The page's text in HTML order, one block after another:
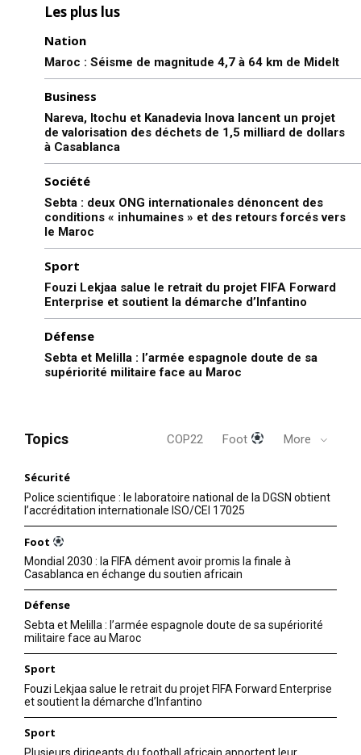
Les plus lus
Nation
Maroc : Séisme de magnitude 4,7 à 64 km de Midelt
Business
Nareva, Itochu et Kanadevia Inova lancent un projet
de valorisation des déchets de 1,5 milliard de dollars
à Casablanca
Société
Sebta : deux ONG internationales dénoncent des
conditions « inhumaines » et des retours forcés vers
le Maroc
Sport
Fouzi Lekjaa salue le retrait du projet FIFA Forward
Enterprise et soutient la démarche d’Infantino
Défense
Sebta et Melilla : l’armée espagnole doute de sa
supériorité militaire face au Maroc
Topics COP22 Foot More
Sécurité
Police scientifique : le laboratoire national de la DGSN obtient
l’accréditation internationale ISO/CEI 17025
Foot
Mondial 2030 : la FIFA dément avoir promis la finale à
Casablanca en échange du soutien africain
Défense
Sebta et Melilla : l’armée espagnole doute de sa supériorité
militaire face au Maroc
Sport
Fouzi Lekjaa salue le retrait du projet FIFA Forward Enterprise
et soutient la démarche d’Infantino
Sport